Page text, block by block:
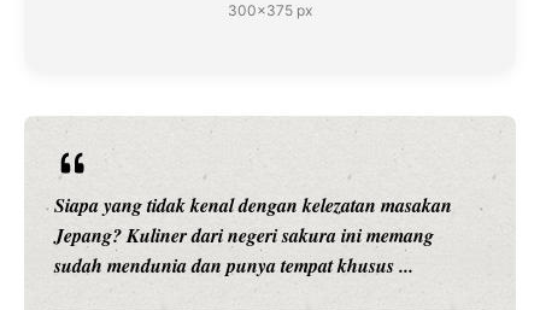
300×375 px
Siapa yang tidak kenal dengan kelezatan masakan
Jepang? Kuliner dari negeri sakura ini memang
sudah mendunia dan punya tempat khusus ...